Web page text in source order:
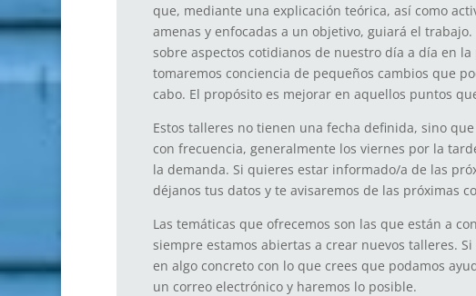
que, mediante una explicación teórica, así como
amenas y enfocadas a un objetivo, guiará el trabajo.
sobre aspectos cotidianos de nuestro día a día en la
tomaremos conciencia de pequeños cambios que
cabo. El propósito es mejorar en aquellos puntos
Estos talleres no tienen una fecha definida, sino
con frecuencia, generalmente los viernes por la
la demanda. Si quieres estar informado/a de las
déjanos tus datos y te avisaremos de las próximas
Las temáticas que ofrecemos son las que están a
siempre estamos abiertas a crear nuevos talleres.
en algo concreto con lo que crees que podamos
un correo electrónico y haremos lo posible.